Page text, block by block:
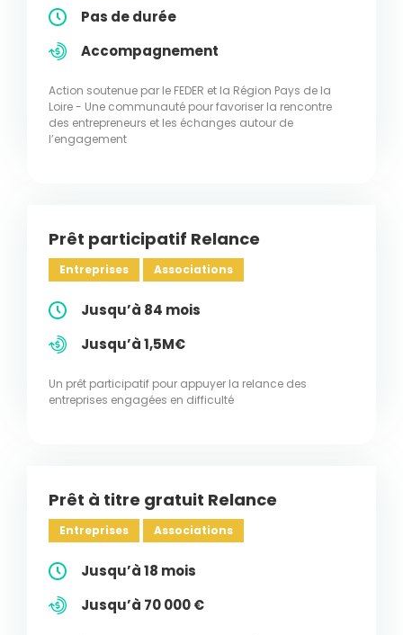
Pas de durée
Accompagnement
Action soutenue par le FEDER et la Région Pays de la
Loire - Une communauté pour favoriser la rencontre
des entrepreneurs et les échanges autour de
l’engagement
Prêt participatif Relance
Entreprises Associations
Jusqu’à 84 mois
Jusqu’à 1,5M€
Un prêt participatif pour appuyer la relance des
entreprises engagées en difficulté
Prêt à titre gratuit Relance
Entreprises Associations
Jusqu’à 18 mois
Jusqu’à 70 000 €